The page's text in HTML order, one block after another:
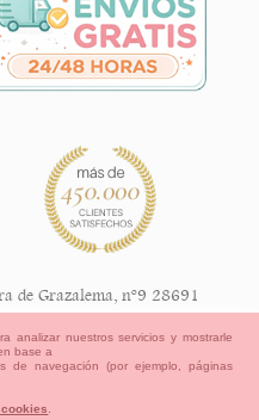
de Grazalema, nº9 28691
89 09
analizar nuestros servicios y mostrarle
base a
de navegación (por ejemplo, páginas